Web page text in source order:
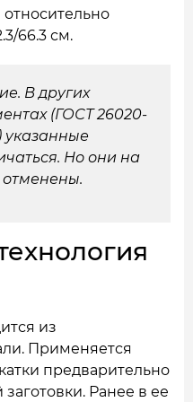
66.3 см.
В других
(ГОСТ 26020-
Но они на
из
Применяется
предварительно
Ранее в ее